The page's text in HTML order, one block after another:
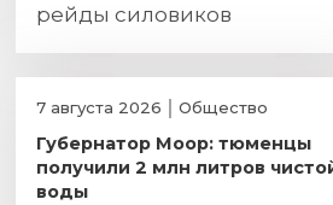
рейды силовиков
7 августа 2026 Общество
Губернатор Моор: тюменцы
получили 2 млн литров
воды